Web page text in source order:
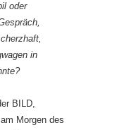
oder
in
BILD,
Morgen des